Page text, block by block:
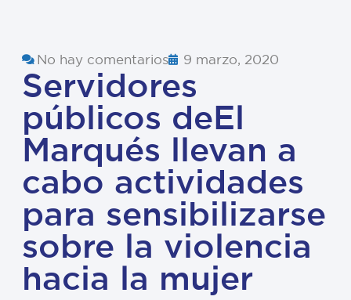
No hay comentarios 9 marzo, 2020
Servidores
públicos deEl
Marqués llevan a
cabo actividades
para sensibilizarse
sobre la violencia
hacia la mujer